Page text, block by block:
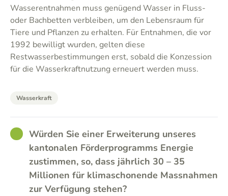
Wasserentnahmen muss genügend Wasser in Fluss-
oder Bachbetten verbleiben, um den Lebensraum für
Tiere und Pflanzen zu erhalten. Für Entnahmen, die vor
1992 bewilligt wurden, gelten diese
Restwasserbestimmungen erst, sobald die Konzession
für die Wasserkraftnutzung erneuert werden muss.
Wasserkraft
GOODWürden Sie einer Erweiterung unseres
kantonalen Förderprogramms Energie
zustimmen, so, dass jährlich 30 – 35
Millionen für klimaschonende Massnahmen
zur Verfügung stehen?